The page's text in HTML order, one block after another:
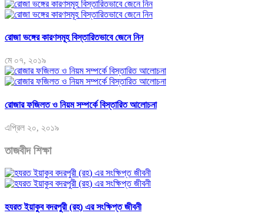
রোজা ভঙ্গের কারণসমূহ বিস্তারিতভাবে জেনে নিন
মে ০৭, ২০১৯
রোজার ফজিলত ও নিয়ম সম্পর্কে বিস্তারিত আলোচনা
এপ্রিল ২০, ২০১৯
তাজবীদ শিক্ষা
হযরত ইয়াকুব বদরপুরী (রহ) এর সংক্ষিপ্ত জীবনী